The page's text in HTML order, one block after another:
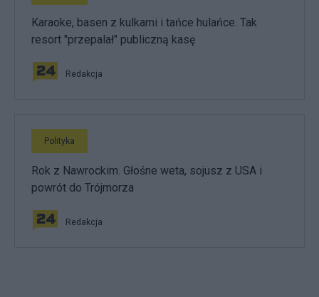
Karaoke, basen z kulkami i tańce hulańce. Tak
resort "przepalał" publiczną kasę
Redakcja
Polityka
Rok z Nawrockim. Głośne weta, sojusz z USA i
powrót do Trójmorza
Redakcja